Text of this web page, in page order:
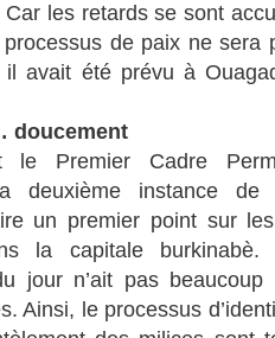
Car les retards se sont
de paix ne sera
il avait été prévu à
doucement
Premier Cadre
deuxième instance
un premier point sur
la capitale burkinabè.
jour n’ait pas
Ainsi, le processus